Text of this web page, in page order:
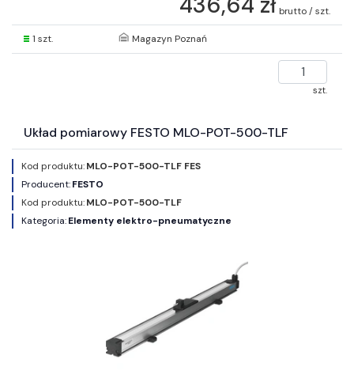
brutto / szt.
1 szt. Magazyn Poznań
szt.
Układ pomiarowy FESTO MLO-POT-500-TLF
Kod produktu:MLO-POT-500-TLF FES
Producent:FESTO
Kod produktu:MLO-POT-500-TLF
Kategoria:Elementy elektro-pneumatyczne